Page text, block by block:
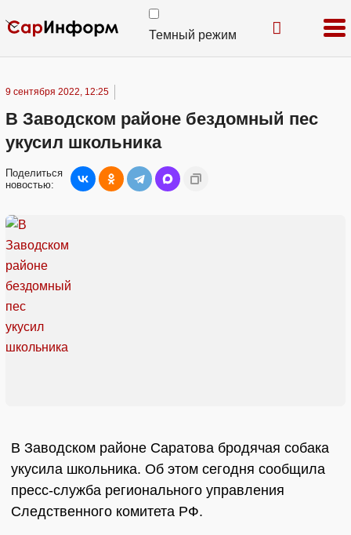
Темный режим
9 сентября 2022, 12:25
В Заводском районе бездомный пес
укусил школьника
Поделиться
новостью:
В Заводском районе Саратова бродячая собака
укусила школьника. Об этом сегодня сообщила
пресс-служба регионального управления
Следственного комитета РФ.